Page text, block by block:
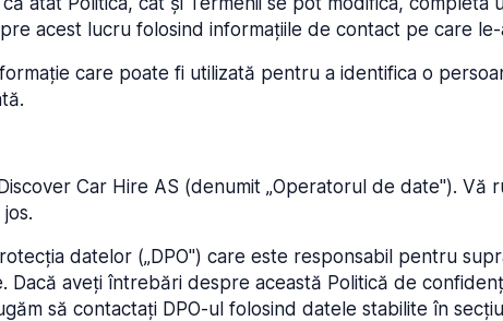
acest lucru folosind informațiile de contact pe care
care poate fi utilizată pentru a identifica o
Car Hire AS (denumit „Operatorul de date"). Vă
datelor („DPO") care este responsabil pentru
Dacă aveți întrebări despre această Politică de
să contactați DPO-ul folosind datele stabilite în